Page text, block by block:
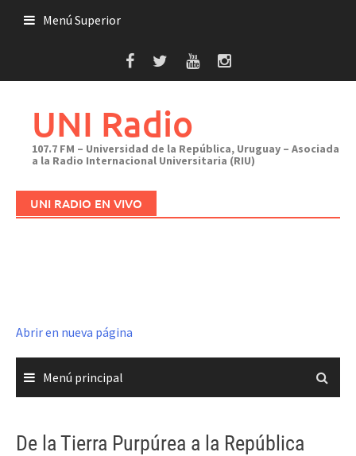
Menú Superior
UNI Radio
107.7 FM – Universidad de la República, Uruguay – Asociada
a la Radio Internacional Universitaria (RIU)
UNI RADIO EN VIVO
Abrir en nueva página
Menú principal
De la Tierra Purpúrea a la República